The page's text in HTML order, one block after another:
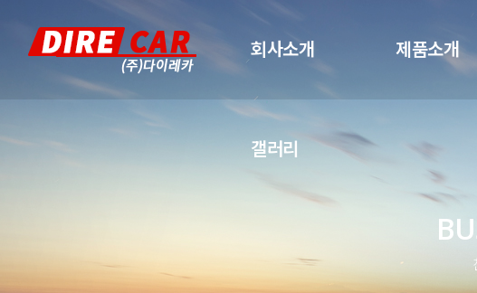
회사소개 제품소개
갤러리